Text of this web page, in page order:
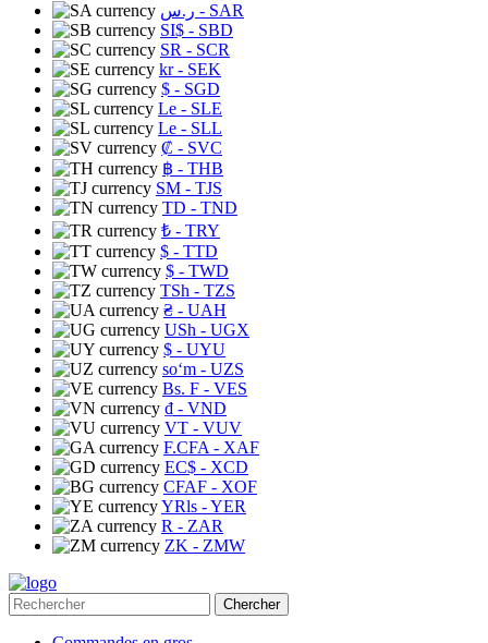
ر.س - SAR
SI$ - SBD
SR - SCR
kr- SEK
$ - SGD
Le - SLE
Le - SLL
₡ - SVC
฿ - THB
ЅМ - TJS
TD - TND
₺ - TRY
$ - TTD
$ - TWD
TSh - TZS
₴ - UAH
USh - UGX
$ - UYU
soʻm - UZS
Bs. F - VES
₫ - VND
VT - VUV
F.CFA - XAF
EC$ - XCD
CFAF - XOF
YRls - YER
R - ZAR
ZK - ZMW
Chercher